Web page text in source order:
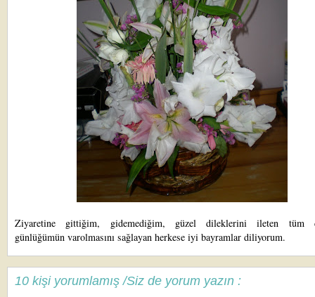
Ziyaretine gittiğim, gidemediğim, güzel dileklerini ileten tüm
günlüğümün varolmasını sağlayan herkese iyi bayramlar diliyorum.
10 kişi yorumlamış /Siz de yorum yazın :